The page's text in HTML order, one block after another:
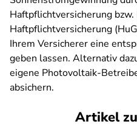
Haftpflichtversicherung
Haftpflichtversicherung
Ihrem Versicherer eine
geben lassen. Alternativ
eigene Photovoltaik-
absichern.
Artikel